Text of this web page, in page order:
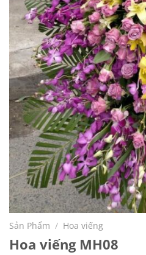
Sản Phẩm / Hoa viếng
Hoa viếng MH08